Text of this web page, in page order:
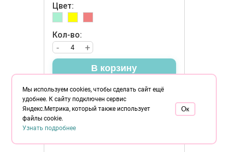
Цвет:
Кол-во:
+
-
В корзину
Мы используем cookies, чтобы сделать сайт ещё
удобнее. К сайту подключен сервис
Яндекс.Метрика, который также использует
файлы cookie.
Узнать подробнее
Oк